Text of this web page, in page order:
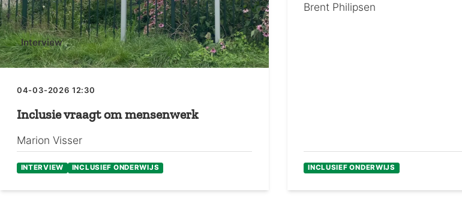
Inclusie vraagt om mensenwerk
04-03-2026 12:30
Marion Visser
Interview
INTERVIEW INCLUSIEF ONDERWIJS
Brent Philipsen
INCLUSIEF ONDERWIJS